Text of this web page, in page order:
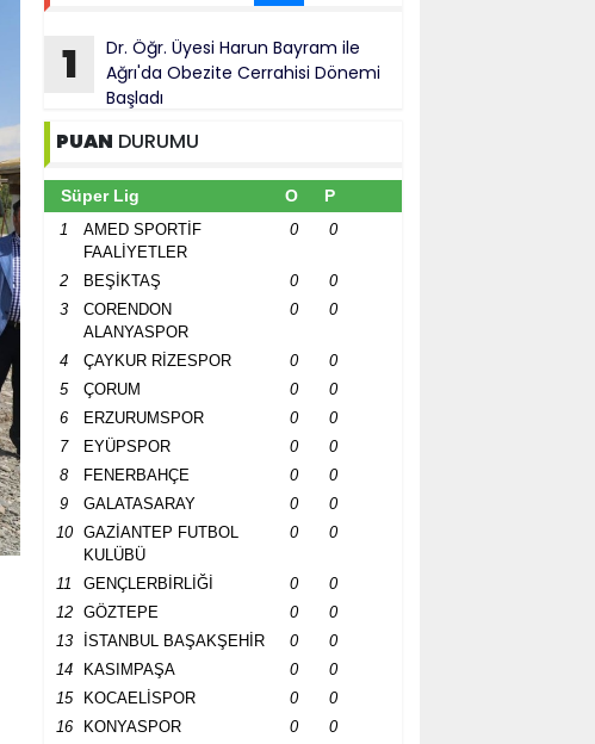
1
Dr. Öğr. Üyesi Harun Bayram ile
Ağrı'da Obezite Cerrahisi Dönemi
Başladı
PUAN DURUMU
Süper Lig O P
1
AMED SPORTİF
FAALİYETLER
0 0
2 BEŞİKTAŞ 0
0
3
CORENDON
ALANYASPOR
0 0
4 ÇAYKUR RİZESPOR 0
0
5
ÇORUM 0
0
6
ERZURUMSPOR 0
0
7
EYÜPSPOR 0
0
8
FENERBAHÇE 0
0
9
GALATASARAY 0
0
10
GAZİANTEP FUTBOL
KULÜBÜ
0 0
11 GENÇLERBİRLİĞİ 0
0
12
GÖZTEPE 0
0
13
İSTANBUL BAŞAKŞEHİR 0
0
14
KASIMPAŞA 0
0
15
KOCAELİSPOR 0
0
16
KONYASPOR 0
0